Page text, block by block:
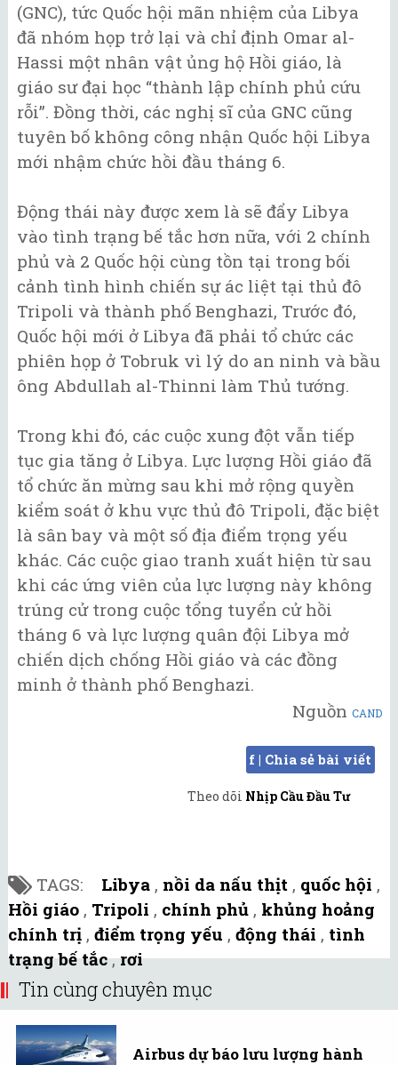
(GNC), tức Quốc hội mãn nhiệm của Libya
đã nhóm họp trở lại và chỉ định Omar al-
Hassi một nhân vật ủng hộ Hồi giáo, là
giáo sư đại học “thành lập chính phủ cứu
rỗi”. Đồng thời, các nghị sĩ của GNC cũng
tuyên bố không công nhận Quốc hội Libya
mới nhậm chức hồi đầu tháng 6.
Động thái này được xem là sẽ đẩy Libya
vào tình trạng bế tắc hơn nữa, với 2 chính
phủ và 2 Quốc hội cùng tồn tại trong bối
cảnh tình hình chiến sự ác liệt tại thủ đô
Tripoli và thành phố Benghazi, Trước đó,
Quốc hội mới ở Libya đã phải tổ chức các
phiên họp ở Tobruk vì lý do an ninh và bầu
ông Abdullah al-Thinni làm Thủ tướng.
Trong khi đó, các cuộc xung đột vẫn tiếp
tục gia tăng ở Libya. Lực lượng Hồi giáo đã
tổ chức ăn mừng sau khi mở rộng quyền
kiểm soát ở khu vực thủ đô Tripoli, đặc biệt
là sân bay và một số địa điểm trọng yếu
khác. Các cuộc giao tranh xuất hiện từ sau
khi các ứng viên của lực lượng này không
trúng cử trong cuộc tổng tuyển cử hồi
tháng 6 và lực lượng quân đội Libya mở
chiến dịch chống Hồi giáo và các đồng
minh ở thành phố Benghazi.
Nguồn CAND
f | Chia sẻ bài viết
Theo dõi Nhịp Cầu Đầu Tư
TAGS: Libya , nồi da nấu thịt , quốc hội ,
Hồi giáo , Tripoli , chính phủ , khủng hoảng
chính trị , điểm trọng yếu , động thái , tình
trạng bế tắc,rơi
Tin cùng chuyên mục
Airbus dự báo lưu lượng hành